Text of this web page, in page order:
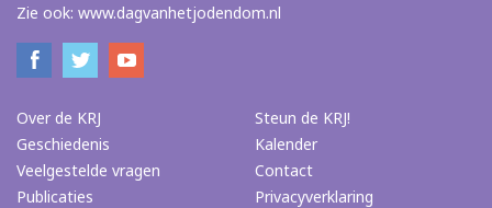
Zie ook: www.dagvanhetjodendom.nl
Over de KRJ
Geschiedenis
Veelgestelde vragen
Publicaties
Steun de KRJ!
Kalender
Contact
Privacyverklaring